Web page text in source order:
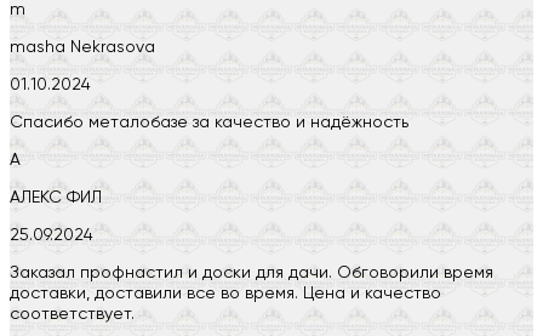
m
masha Nekrasova
01.10.2024
Спасибо металобазе за качество и надёжность
А
АЛЕКС ФИЛ
25.09.2024
Заказал профнастил и доски для дачи. Обговорили время
доставки, доставили все во время. Цена и качество
соответствует.